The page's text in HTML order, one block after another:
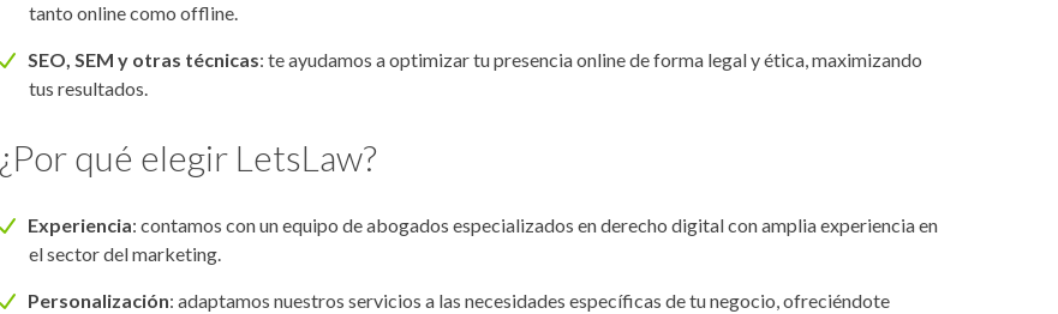
tanto online como offline.
SEO, SEM y otras técnicas: te ayudamos a optimizar tu presencia online de forma legal y ética, maximizando
tus resultados.
¿Por qué elegir LetsLaw?
Experiencia: contamos con un equipo de abogados especializados en derecho digital con amplia experiencia en
el sector del marketing.
Personalización: adaptamos nuestros servicios a las necesidades específicas de tu negocio, ofreciéndote